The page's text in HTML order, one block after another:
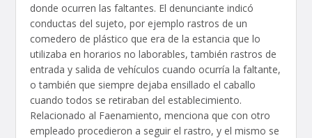
donde ocurren las faltantes. El denunciante indicó
conductas del sujeto, por ejemplo rastros de un
comedero de plástico que era de la estancia que lo
utilizaba en horarios no laborables, también rastros de
entrada y salida de vehículos cuando ocurría la faltante,
o también que siempre dejaba ensillado el caballo
cuando todos se retiraban del establecimiento.
Relacionado al Faenamiento, menciona que con otro
empleado procedieron a seguir el rastro, y el mismo se